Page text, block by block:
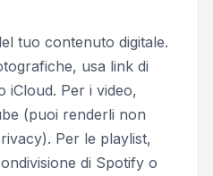
tuo contenuto digitale.
usa link di
iCloud. Per i video,
(puoi renderli non
Per le playlist,
di Spotify o